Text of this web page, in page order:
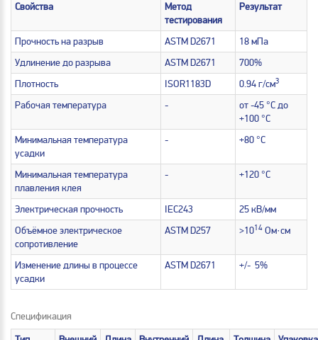
Свойства
Метод
тестирования
Результат
Прочность на разрыв ASTM D2671
18 мПа
Удлинение до разрыва
ASTM D2671
700%
Плотность
ISOR1183D 0.94 г/см3
Рабочая температура -
от -45 °С до
+100 °С
Минимальная температура
усадки
- +80 °С
Минимальная температура
плавления клея
- +120 °С
Электрическая прочность IEC243
25 кВ/мм
Объёмное электрическое
сопротивление
ASTM D257 >1014 Ом·см
Изменение длины в процессе
усадки
ASTM D2671 +/- 5%
Спецификация